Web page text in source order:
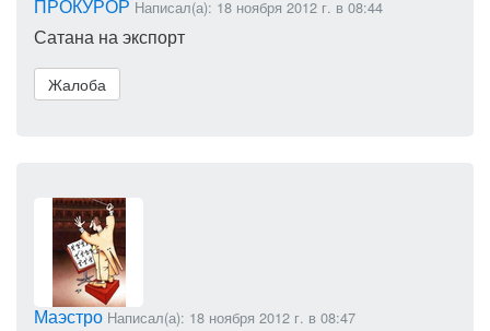
ПРОКУРОР Написал(а): 18 ноября 2012 г. в 08:44
Сатана на экспорт
Жалоба
Маэстро Написал(а): 18 ноября 2012 г. в 08:47